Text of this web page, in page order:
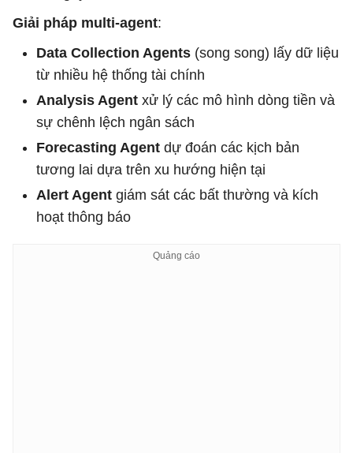
Giải pháp multi-agent:
Data Collection Agents (song song) lấy dữ liệu
từ nhiều hệ thống tài chính
Analysis Agent xử lý các mô hình dòng tiền và
sự chênh lệch ngân sách
Forecasting Agent dự đoán các kịch bản
tương lai dựa trên xu hướng hiện tại
Alert Agent giám sát các bất thường và kích
hoạt thông báo